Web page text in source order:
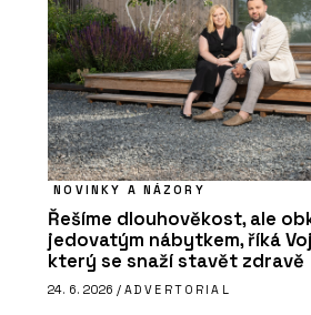
NOVINKY A NÁZORY
Řešíme dlouhověkost, ale
jedovatým nábytkem, říká
který se snaží stavět zdravě
24. 6. 2026 / ADVERTORIAL